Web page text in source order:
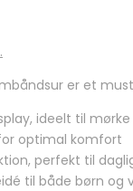
pris
er:
99,95 kr..
er et
ideelt til
optimal komfort
perfekt til
til både børn og